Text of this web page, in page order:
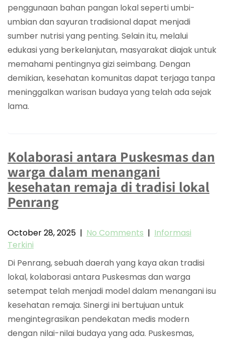
penggunaan bahan pangan lokal seperti umbi-
umbian dan sayuran tradisional dapat menjadi
sumber nutrisi yang penting. Selain itu, melalui
edukasi yang berkelanjutan, masyarakat diajak untuk
memahami pentingnya gizi seimbang. Dengan
demikian, kesehatan komunitas dapat terjaga tanpa
meninggalkan warisan budaya yang telah ada sejak
lama.
Kolaborasi antara Puskesmas dan
warga dalam menangani
kesehatan remaja di tradisi lokal
Penrang
October 28, 2025 | No Comments | Informasi
Terkini
Di Penrang, sebuah daerah yang kaya akan tradisi
lokal, kolaborasi antara Puskesmas dan warga
setempat telah menjadi model dalam menangani isu
kesehatan remaja. Sinergi ini bertujuan untuk
mengintegrasikan pendekatan medis modern
dengan nilai-nilai budaya yang ada. Puskesmas,